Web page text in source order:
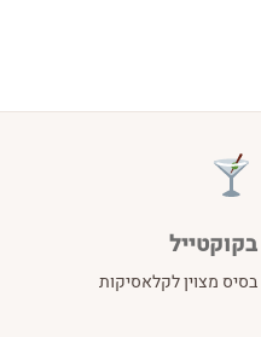
בקוקטייל
בסיס מצוין לקלאסיקות